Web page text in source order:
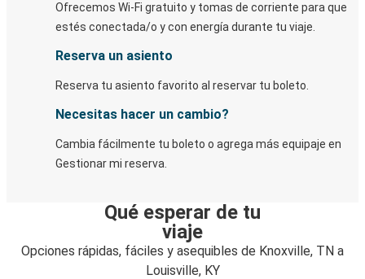
Ofrecemos Wi-Fi gratuito y tomas de corriente para que
estés conectada/o y con energía durante tu viaje.
Reserva un asiento
Reserva tu asiento favorito al reservar tu boleto.
Necesitas hacer un cambio?
Cambia fácilmente tu boleto o agrega más equipaje en
Gestionar mi reserva.
Qué esperar de tu
viaje
Opciones rápidas, fáciles y asequibles de Knoxville, TN a
Louisville, KY